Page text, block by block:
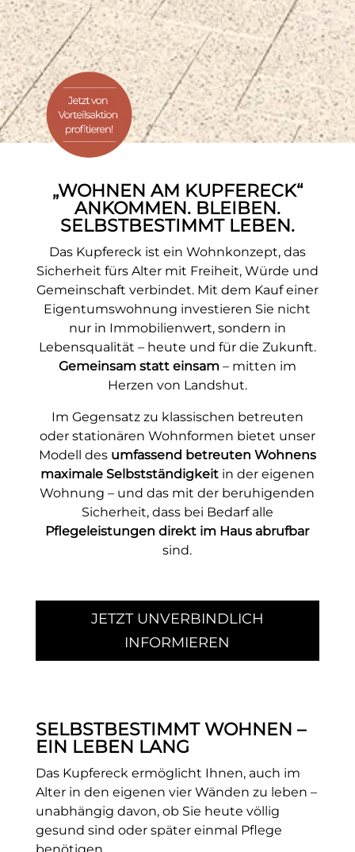
„WOHNEN AM KUPFERECK“
ANKOMMEN. BLEIBEN.
SELBSTBESTIMMT LEBEN.
Das Kupfereck ist ein Wohnkonzept, das
Sicherheit fürs Alter mit Freiheit, Würde und
Gemeinschaft verbindet. Mit dem Kauf einer
Eigentumswohnung investieren Sie nicht
nur in Immobilienwert, sondern in
Lebensqualität – heute und für die Zukunft.
Gemeinsam statt einsam– mitten im
Herzen von Landshut.
Im Gegensatz zu klassischen betreuten
oder stationären Wohnformen bietet unser
Modell des umfassend betreuten Wohnens
maximale Selbstständigkeitin der eigenen
Wohnung – und das mit der beruhigenden
Sicherheit, dass bei Bedarf alle
Pflegeleistungen direkt im Haus abrufbar
sind.
JETZT UNVERBINDLICH
INFORMIEREN
SELBSTBESTIMMT WOHNEN –
EIN LEBEN LANG
Das Kupfereck ermöglicht Ihnen, auch im
Alter in den eigenen vier Wänden zu leben –
unabhängig davon, ob Sie heute völlig
gesund sind oder später einmal Pflege